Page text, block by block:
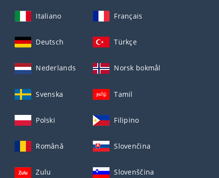
Italiano Français
Deutsch Türkçe
Nederlands Norsk bokmål
Svenska Tamil
Polski Filipino
Română Slovenčina
Zulu Slovenščina